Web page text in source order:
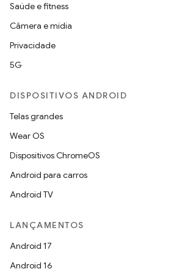
Saúde e fitness
Câmera e mídia
Privacidade
5G
DISPOSITIVOS ANDROID
Telas grandes
Wear OS
Dispositivos ChromeOS
Android para carros
Android TV
LANÇAMENTOS
Android 17
Android 16